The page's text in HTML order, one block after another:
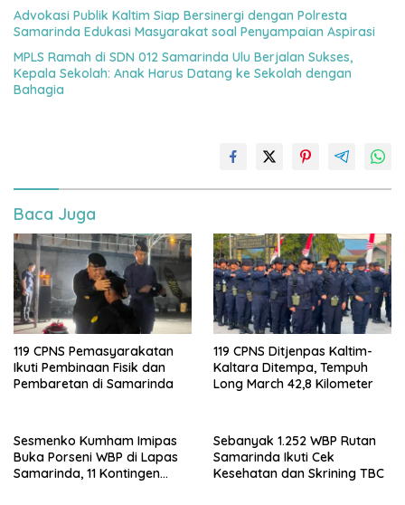
Advokasi Publik Kaltim Siap Bersinergi dengan Polresta
Samarinda Edukasi Masyarakat soal Penyampaian Aspirasi
MPLS Ramah di SDN 012 Samarinda Ulu Berjalan Sukses,
Kepala Sekolah: Anak Harus Datang ke Sekolah dengan
Bahagia
Baca Juga
119 CPNS Pemasyarakatan
Ikuti Pembinaan Fisik dan
Pembaretan di Samarinda
119 CPNS Ditjenpas Kaltim-
Kaltara Ditempa, Tempuh
Long March 42,8 Kilometer
Sesmenko Kumham Imipas
Buka Porseni WBP di Lapas
Samarinda, 11 Kontingen
Sebanyak 1.252 WBP Rutan
Samarinda Ikuti Cek
Kesehatan dan Skrining TBC